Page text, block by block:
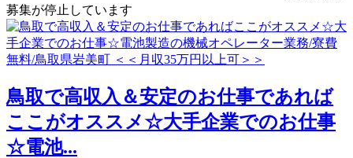
募集が停止しています
鳥取で高収入＆安定のお仕事であれば
ここがオススメ☆大手企業でのお仕事
☆電池...